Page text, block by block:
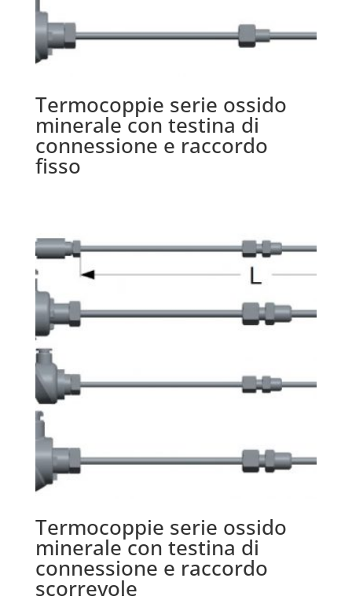
Termocoppie serie ossido
minerale con testina di
connessione e raccordo
fisso
Termocoppie serie ossido
minerale con testina di
connessione e raccordo
scorrevole